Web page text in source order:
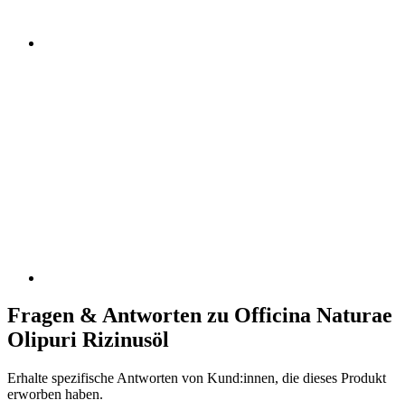
Fragen & Antworten zu Officina Naturae
Olipuri Rizinusöl
Erhalte spezifische Antworten von Kund:innen, die dieses Produkt
erworben haben.